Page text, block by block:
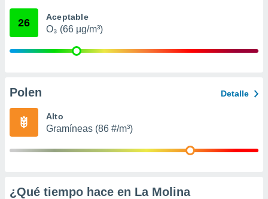
mediante
publicidad
de
26 Aceptable
O₃ (66 µg/m³)
Polen Detalle
Alto
Gramíneas (86 #/m³)
¿Qué tiempo hace en La Molina